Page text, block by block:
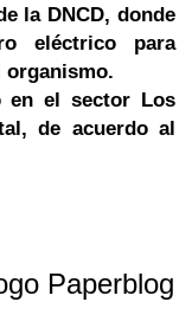
la DNCD, donde
eléctrico para
organismo.
en el sector Los
de acuerdo al